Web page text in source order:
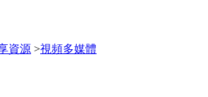
資源 >視頻多媒體